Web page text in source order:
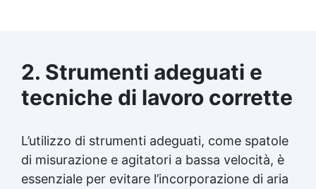
2. Strumenti adeguati e
tecniche di lavoro corrette
L’utilizzo di strumenti adeguati, come spatole
di misurazione e agitatori a bassa velocità, è
essenziale per evitare l’incorporazione di aria